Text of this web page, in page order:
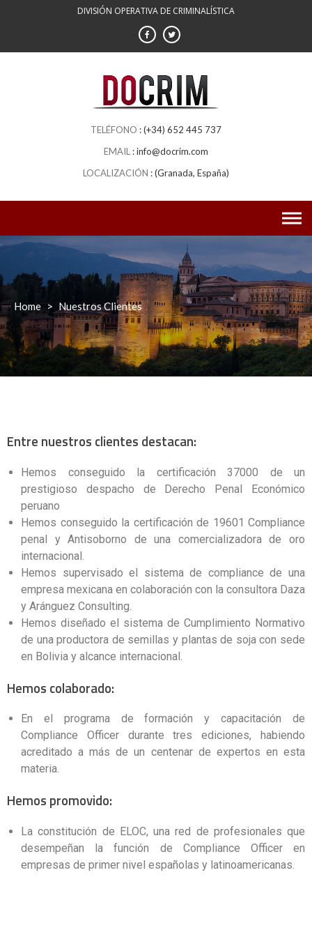
DIVISIÓN OPERATIVA DE CRIMINALÍSTICA
(+34) 652 445 737
info@docrim.com
(Granada, España)
Home > Nuestros Clientes
Entre nuestros clientes destacan:
Hemos conseguido la certificación 37000 de un
prestigioso despacho de Derecho Penal Económico
peruano
Hemos conseguido la certificación de 19601 Compliance
penal y Antisoborno de una comercializadora de oro
internacional.
Hemos supervisado el sistema de compliance de una
empresa mexicana en colaboración con la consultora Daza
y Aránguez Consulting.
Hemos diseñado el sistema de Cumplimiento Normativo
de una productora de semillas y plantas de soja con sede
en Bolivia y alcance internacional.
Hemos colaborado:
En el programa de formación y capacitación de
Compliance Officer durante tres ediciones, habiendo
acreditado a más de un centenar de expertos en esta
materia.
Hemos promovido:
La constitución de ELOC, una red de profesionales que
desempeñan la función de Compliance Officer en
empresas de primer nivel españolas y latinoamericanas.